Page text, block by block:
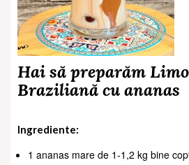
Hai să preparăm
Braziliană cu ananas
Ingrediente:
1 ananas mare de 1-1,2 kg bine